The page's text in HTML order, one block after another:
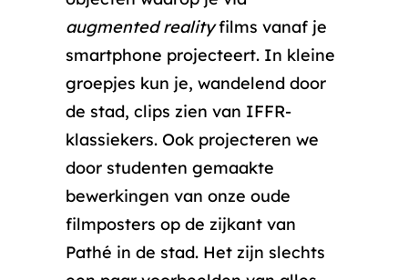
augmented realityfilms vanaf je
smartphone projecteert. In kleine
groepjes kun je, wandelend door
de stad, clips zien van IFFR-
klassiekers. Ook projecteren we
door studenten gemaakte
bewerkingen van onze oude
filmposters op de zijkant van
Pathé in de stad. Het zijn slechts